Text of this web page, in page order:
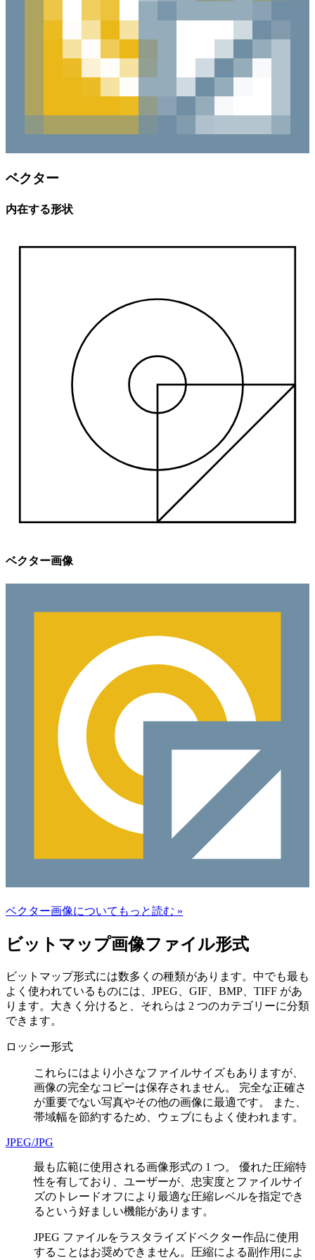
ベクター
内在する形状
ベクター画像
ベクター画像についてもっと読む »
ビットマップ画像ファイル形式
ビットマップ形式には数多くの種類があります。中でも最も
よく使われているものには、JPEG、GIF、BMP、TIFF があ
ります。大きく分けると、それらは 2 つのカテゴリーに分類
できます。
ロッシー形式
これらにはより小さなファイルサイズもありますが、
画像の完全なコピーは保存されません。 完全な正確さ
が重要でない写真やその他の画像に最適です。 また、
帯域幅を節約するため、ウェブにもよく使われます。
JPEG/JPG
最も広範に使用される画像形式の 1 つ。 優れた圧縮特
性を有しており、ユーザーが、忠実度とファイルサイ
ズのトレードオフにより最適な圧縮レベルを指定でき
るという好ましい機能があります。
JPEG ファイルをラスタライズドベクター作品に使用
することはお奨めできません。圧縮による副作用によ